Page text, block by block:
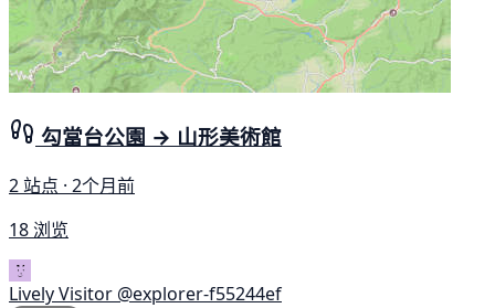
勾當台公園 → 山形美術館
2 站点 · 2个月前
18 浏览
Lively Visitor @explorer-f55244ef